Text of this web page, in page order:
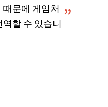
문에 게임처
할 수 있습니 ”